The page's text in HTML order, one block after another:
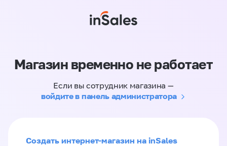
Магазин временно не работает
Если вы сотрудник магазина —
войдите в панель администратора
Создать интернет-магазин на inSales